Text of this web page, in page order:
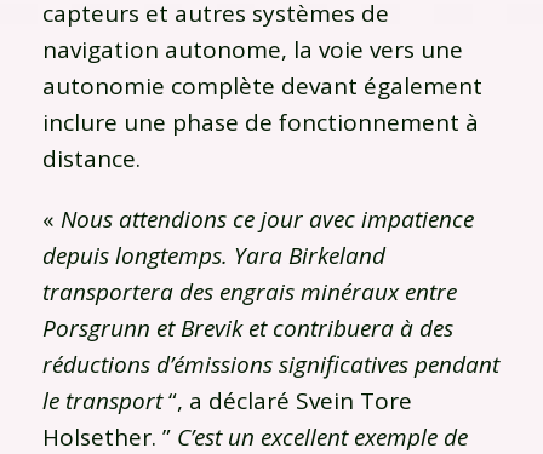
capteurs et autres systèmes de
navigation autonome, la voie vers une
autonomie complète devant également
inclure une phase de fonctionnement à
distance.
« Nous attendions ce jour avec impatience
depuis longtemps. Yara Birkeland
transportera des engrais minéraux entre
Porsgrunn et Brevik et contribuera à des
réductions d’émissions significatives pendant
le transport“, a déclaré Svein Tore
Holsether. ” C’est un excellent exemple de